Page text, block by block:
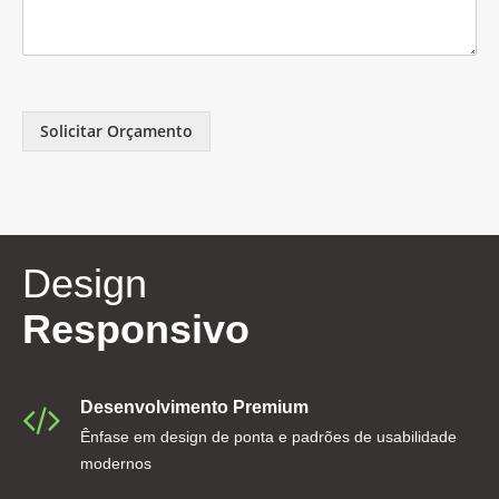
Solicitar Orçamento
Design
Responsivo
Desenvolvimento Premium
Ênfase em design de ponta e padrões de usabilidade
modernos